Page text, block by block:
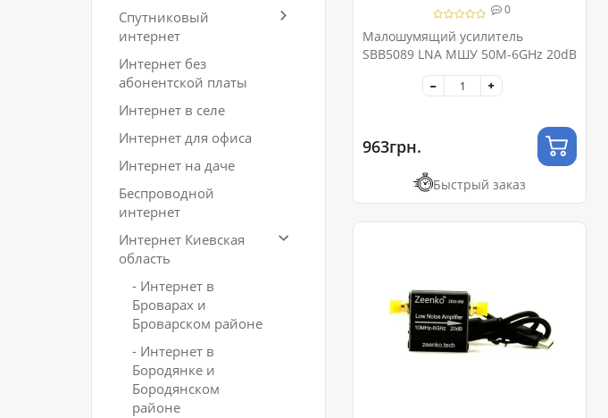
Спутниковый
интернет
Интернет без
абонентской платы
Интернет в селе
Интернет для офиса
Интернет на даче
Беспроводной
интернет
Интернет Киевская
область
- Интернет в
Броварах и
Броварском районе
- Интернет в
Бородянке и
Бородянском
районе
0
Малошумящий усилитель
SBB5089 LNA МШУ 50M-6GHz 20dB
963грн.
Быстрый заказ